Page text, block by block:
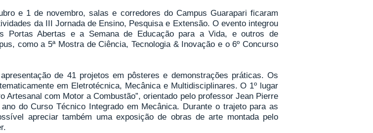
e 1 de novembro, salas e corredores do Campus Guarapari ficaram
da III Jornada de Ensino, Pesquisa e Extensão. O evento integrou
Portas Abertas e a Semana de Educação para a Vida, e outros de
como a 5ª Mostra de Ciência, Tecnologia & Inovação e o 6º Concurso
de 41 projetos em pôsteres e demonstrações práticas. Os
em Eletrotécnica, Mecânica e Multidisciplinares. O 1º lugar
Artesanal com Motor a Combustão”, orientado pelo professor Jean Pierre
do Curso Técnico Integrado em Mecânica. Durante o trajeto para as
apreciar também uma exposição de obras de arte montada pelo